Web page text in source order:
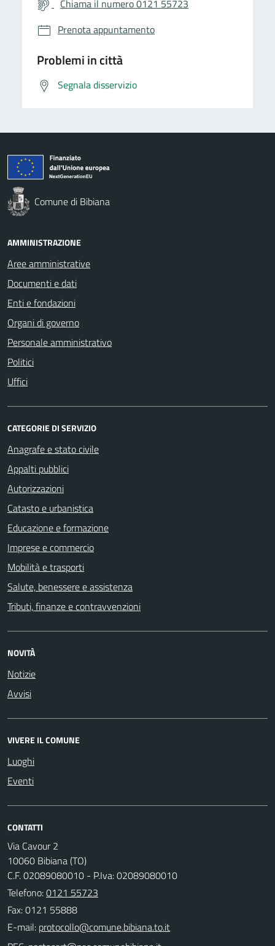
Chiama il numero 0121 55723
Prenota appuntamento
Problemi in città
Segnala disservizio
Comune di Bibiana
AMMINISTRAZIONE
Aree amministrative
Documenti e dati
Enti e fondazioni
Organi di governo
Personale amministrativo
Politici
Uffici
CATEGORIE DI SERVIZIO
Anagrafe e stato civile
Appalti pubblici
Autorizzazioni
Catasto e urbanistica
Educazione e formazione
Imprese e commercio
Mobilità e trasporti
Salute, benessere e assistenza
Tributi, finanze e contravvenzioni
NOVITÀ
Notizie
Avvisi
VIVERE IL COMUNE
Luoghi
Eventi
CONTATTI
Via Cavour 2
10060 Bibiana (TO)
C.F. 02089080010 - P.Iva: 02089080010
Telefono:0121 55723
Fax: 0121 55888
E-mail: